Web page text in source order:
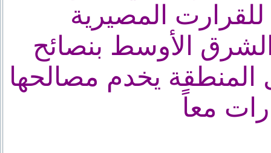
الأوسط بنصائح
يخدم مصالحها